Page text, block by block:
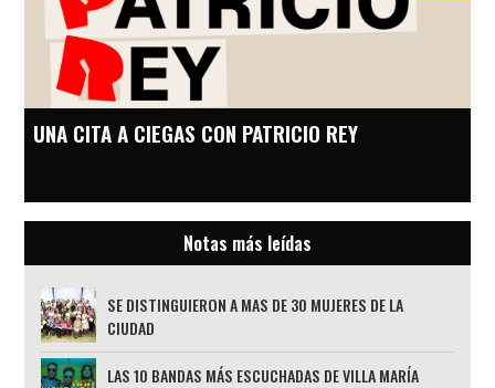
UNA CITA A CIEGAS CON PATRICIO REY
Notas más leídas
SE DISTINGUIERON A MAS DE 30 MUJERES DE LA
CIUDAD
LAS 10 BANDAS MÁS ESCUCHADAS DE VILLA MARÍA